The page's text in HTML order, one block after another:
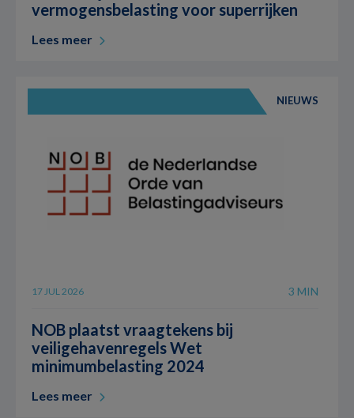
vermogensbelasting voor superrijken
Lees meer
NIEUWS
17 JUL 2026 3 MIN
NOB plaatst vraagtekens bij
veiligehavenregels Wet
minimumbelasting 2024
Lees meer